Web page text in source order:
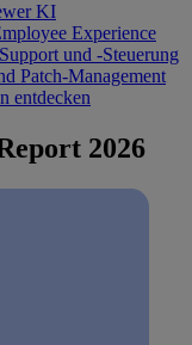
KI
Experience
und -Steuerung
Patch-Management
entdecken
2026